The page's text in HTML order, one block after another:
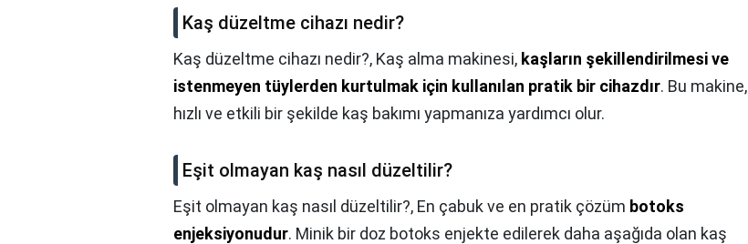
Kaş düzeltme cihazı nedir?
Kaş düzeltme cihazı nedir?, Kaş alma makinesi, kaşların şekillendirilmesi ve
istenmeyen tüylerden kurtulmak için kullanılan pratik bir cihazdır. Bu makine,
hızlı ve etkili bir şekilde kaş bakımı yapmanıza yardımcı olur.
Eşit olmayan kaş nasıl düzeltilir?
Eşit olmayan kaş nasıl düzeltilir?, En çabuk ve en pratik çözüm botoks
enjeksiyonudur. Minik bir doz botoks enjekte edilerek daha aşağıda olan kaş